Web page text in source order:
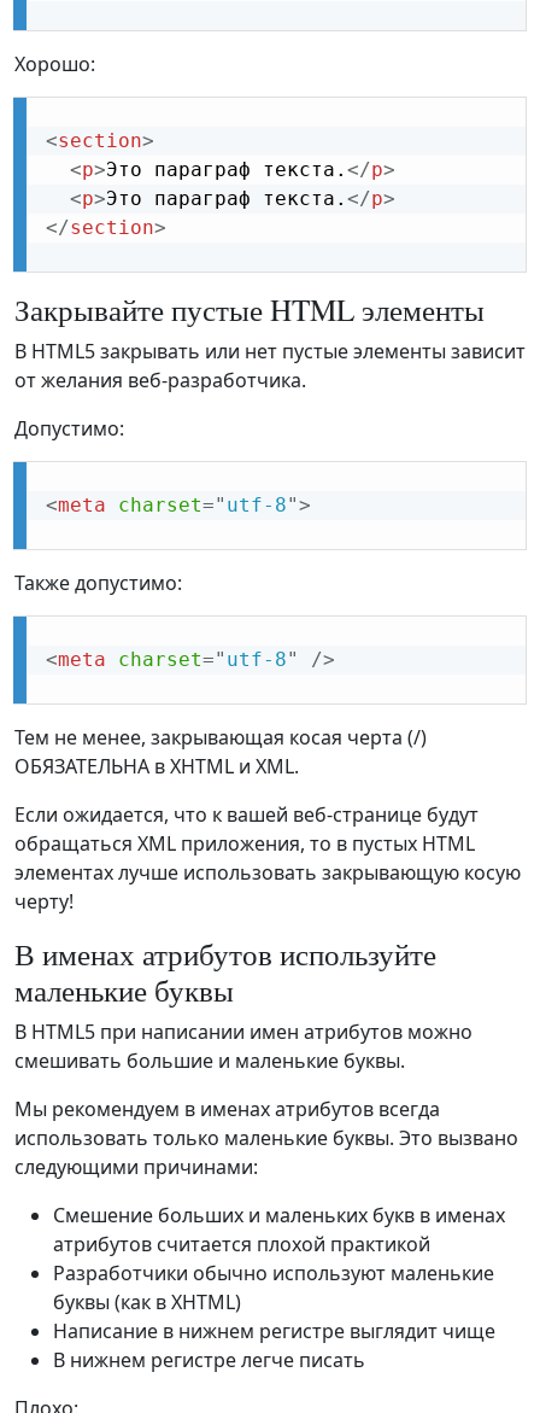
Хорошо:
<section>
<p>Это параграф текста. </p>
<p>Это параграф текста. </p>
</section>
Закрывайте пустые HTML элементы
В HTML5 закрывать или нет пустые элементы зависит
от желания веб-разработчика.
Допустимо:
<meta charset=" utf-8">
Также допустимо:
<meta charset=" utf-8" />
Тем не менее, закрывающая косая черта (/)
ОБЯЗАТЕЛЬНА в XHTML и XML.
Если ожидается, что к вашей веб-странице будут
обращаться XML приложения, то в пустых HTML
элементах лучше использовать закрывающую косую
черту!
В именах атрибутов используйте
маленькие буквы
В HTML5 при написании имен атрибутов можно
смешивать большие и маленькие буквы.
Мы рекомендуем в именах атрибутов всегда
использовать только маленькие буквы. Это вызвано
следующими причинами:
Смешение больших и маленьких букв в именах
атрибутов считается плохой практикой
Разработчики обычно используют маленькие
буквы (как в XHTML)
Написание в нижнем регистре выглядит чище
В нижнем регистре легче писать